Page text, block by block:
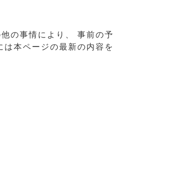
の事情により、 事前の予
本ページの最新の内容を